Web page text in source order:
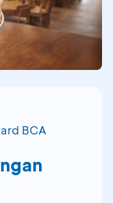
BCA